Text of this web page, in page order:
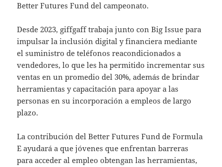
Better Futures Fund del campeonato.
Desde 2023, giffgaff trabaja junto con Big Issue para
impulsar la inclusión digital y financiera mediante
el suministro de teléfonos reacondicionados a
vendedores, lo que les ha permitido incrementar sus
ventas en un promedio del 30%, además de brindar
herramientas y capacitación para apoyar a las
personas en su incorporación a empleos de largo
plazo.
La contribución del Better Futures Fund de Formula
E ayudará a que jóvenes que enfrentan barreras
para acceder al empleo obtengan las herramientas,